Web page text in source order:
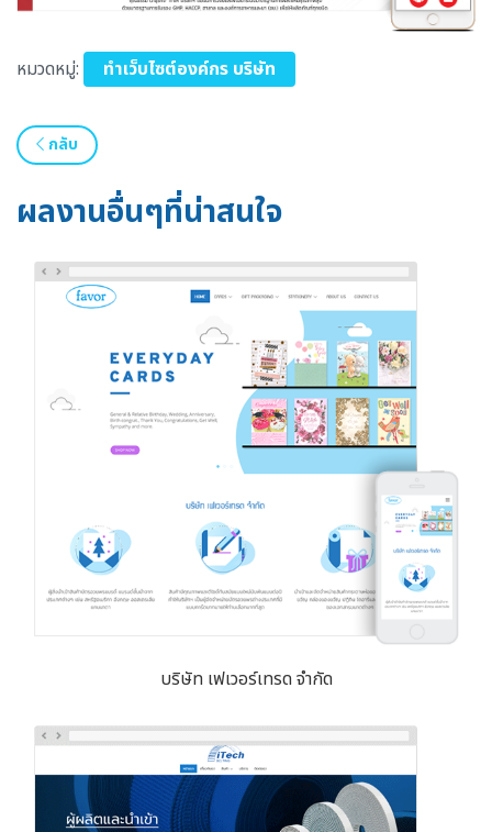
หมวดหมู่: ทำเว็บไซต์องค์กร บริษัท
กลับ
ผลงานอื่นๆที่น่าสนใจ
บริษัท เฟเวอร์เทรด จำกัด